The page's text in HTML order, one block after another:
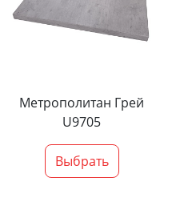
Метрополитан Грей
U9705
Выбрать